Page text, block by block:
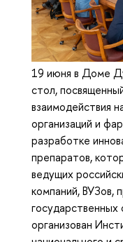
19 июня в Доме
стол,
взаимодействия
организаций и
разработке
препаратов,
ведущих
компаний, ВУЗов,
государственных
организован